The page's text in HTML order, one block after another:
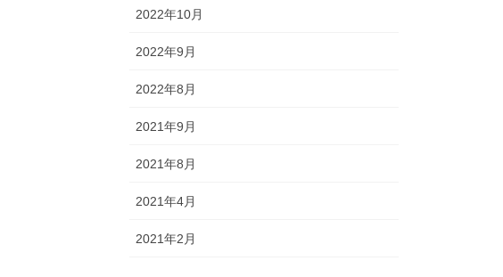
2022年10月
2022年9月
2022年8月
2021年9月
2021年8月
2021年4月
2021年2月